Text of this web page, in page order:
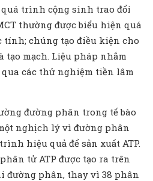
trình cộng sinh trao đổi
thường được biểu hiện quá
tính; chúng tạo điều kiện cho
mạch. Liệu pháp nhắm
các thử nghiệm tiền lâm
đường phân trong tế bào
nghịch lý vì đường phân
hiệu quả để sản xuất ATP.
tử ATP được tạo ra trên
đường phân, thay vì 38 phân